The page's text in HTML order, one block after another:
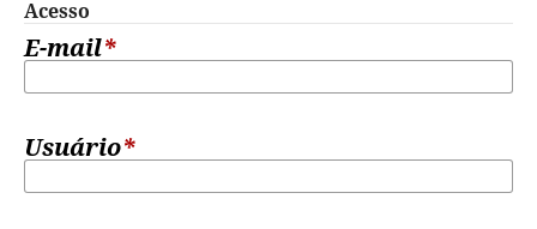
Acesso
E-mail*
Usuário*